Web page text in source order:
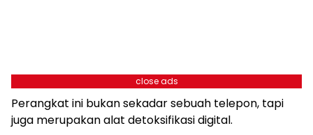
close ads
Perangkat ini bukan sekadar sebuah telepon, tapi
juga merupakan alat detoksifikasi digital.